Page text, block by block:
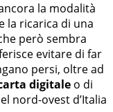
la modalità
la ricarica di una
però sembra
evitare di far
persi, oltre ad
digitale o di
nord-ovest d’Italia